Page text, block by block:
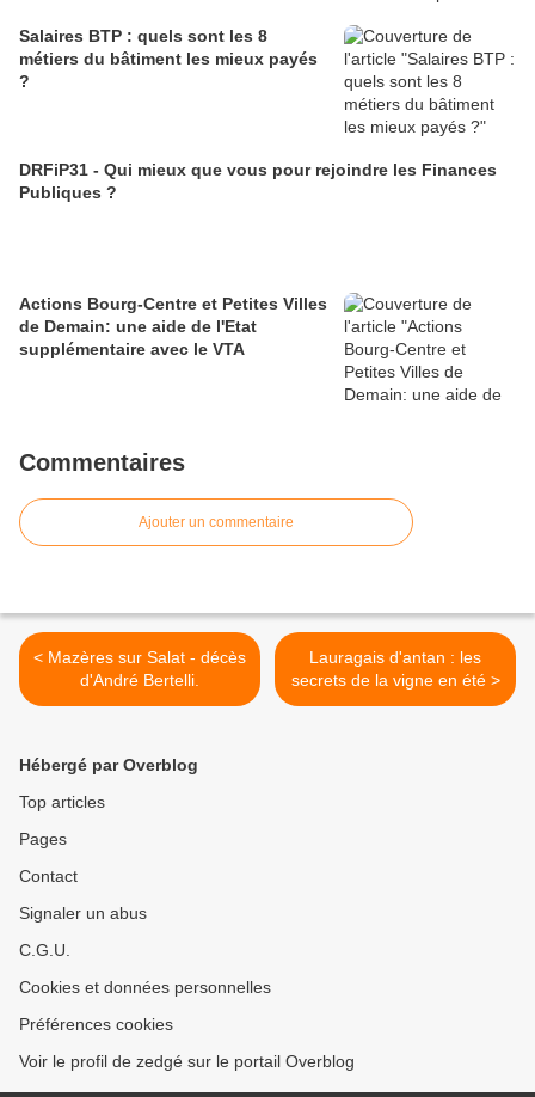
Salaires BTP : quels sont les 8
métiers du bâtiment les mieux payés
?
DRFiP31 - Qui mieux que vous pour rejoindre les Finances
Publiques ?
Actions Bourg-Centre et Petites Villes
de Demain: une aide de l'Etat
supplémentaire avec le VTA
Commentaires
Ajouter un commentaire
< Mazères sur Salat - décès
d'André Bertelli.
Lauragais d'antan : les
secrets de la vigne en été >
Hébergé par Overblog
Top articles
Pages
Contact
Signaler un abus
C.G.U.
Cookies et données personnelles
Préférences cookies
Voir le profil de zedgé sur le portail Overblog